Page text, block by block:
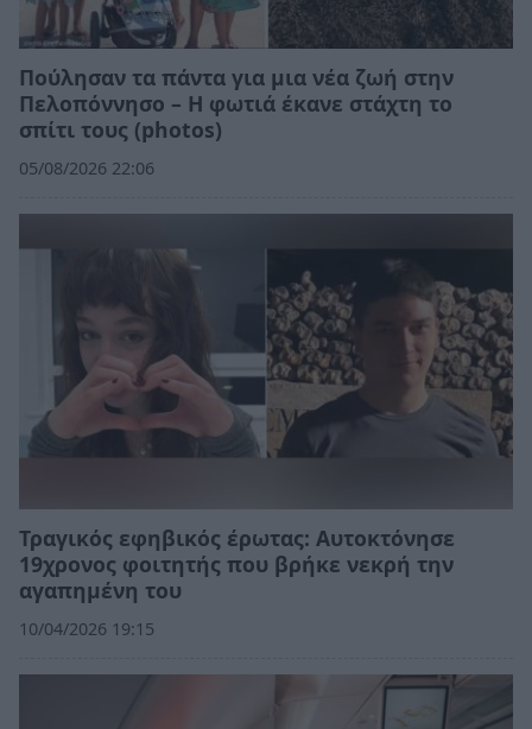
Πούλησαν τα πάντα για μια νέα ζωή στην
Πελοπόννησο – Η φωτιά έκανε στάχτη το
σπίτι τους (photos)
05/08/2026 22:06
Τραγικός εφηβικός έρωτας: Αυτοκτόνησε
19χρονος φοιτητής που βρήκε νεκρή την
αγαπημένη του
10/04/2026 19:15